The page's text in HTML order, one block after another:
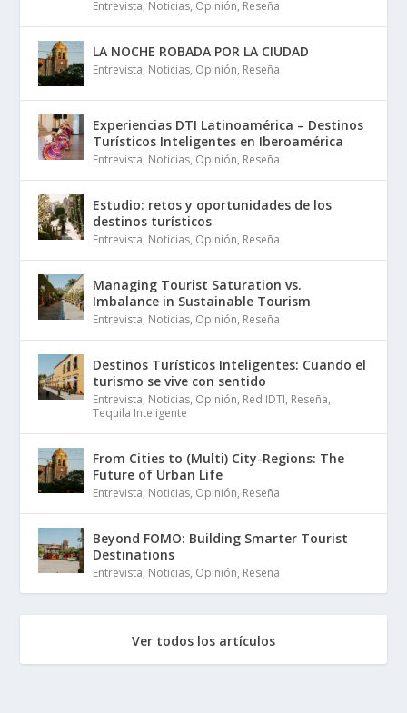
Entrevista, Noticias, Opinión, Reseña
LA NOCHE ROBADA POR LA CIUDAD
Entrevista, Noticias, Opinión, Reseña
Experiencias DTI Latinoamérica – Destinos
Turísticos Inteligentes en Iberoamérica
Entrevista, Noticias, Opinión, Reseña
Estudio: retos y oportunidades de los
destinos turísticos
Entrevista, Noticias, Opinión, Reseña
Managing Tourist Saturation vs.
Imbalance in Sustainable Tourism
Entrevista, Noticias, Opinión, Reseña
Destinos Turísticos Inteligentes: Cuando el
turismo se vive con sentido
Entrevista, Noticias, Opinión, Red IDTI, Reseña,
Tequila Inteligente
From Cities to (Multi) City-Regions: The
Future of Urban Life
Entrevista, Noticias, Opinión, Reseña
Beyond FOMO: Building Smarter Tourist
Destinations
Entrevista, Noticias, Opinión, Reseña
Ver todos los artículos